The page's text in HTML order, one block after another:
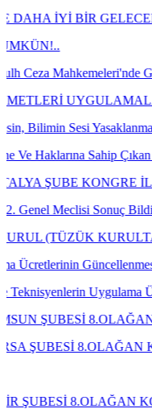
GELECEK İÇİN GIDA
Görülen Idari
Çıkan Emekçilerin
İLANI
Sonuç Bildirgesi
KURULTAYI) İLANI
İçin
Ücretlerinin
8.OLAĞAN KONGRE
KONGRE
KONGRE İLANI